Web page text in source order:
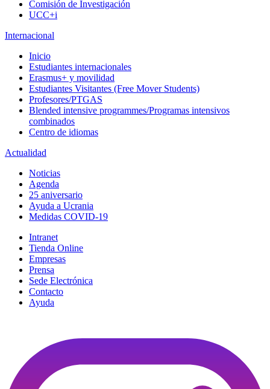
Comisión de Investigación
UCC+i
Internacional
Inicio
Estudiantes internacionales
Erasmus+ y movilidad
Estudiantes Visitantes (Free Mover Students)
Profesores/PTGAS
Blended intensive programmes/Programas intensivos
combinados
Centro de idiomas
Actualidad
Noticias
Agenda
25 aniversario
Ayuda a Ucrania
Medidas COVID-19
Intranet
Tienda Online
Empresas
Prensa
Sede Electrónica
Contacto
Ayuda